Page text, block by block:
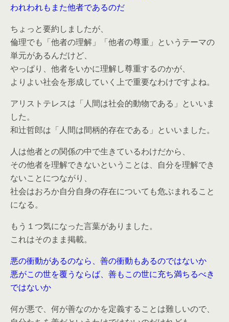
われわれもまた他者であるのだ
ちょっと要約しましたが、
倫理でも「他者の理解」「他者の尊重」というテーマの
単元があるんだけど、
やっぱり、他者をいかに理解し尊重するのかが、
よりよい社会を形成していく上で重要なわけですよね。
アリストテレスは「人間は社会的動物である」といいま
した。
和辻哲郎は「人間は間柄的存在である」といいました。
人は他者との関係の中で生きているわけだから、
その他者を理解できないということは、自分を理解でき
ないことにつながり、
社会はおろか自分自身の存在についても危ぶまれること
になる。
もう１つ気になった言葉がありました。
これはそのまま掲載。
悪の衝動があるのなら、善の衝動もあるのではないか
悪がこの世を覆うならば、善もこの世に充ち満ちるべき
ではないか
何が悪で、何が善なのかを定義することは難しいので、